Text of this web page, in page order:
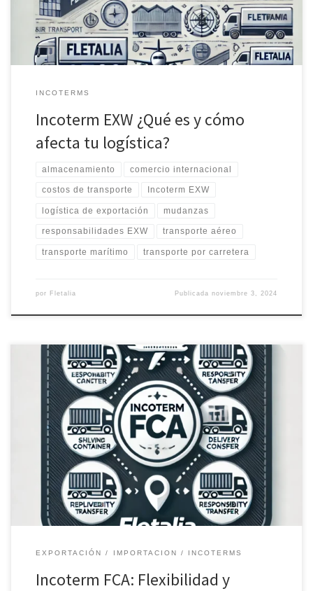
INCOTERMS
Incoterm EXW ¿Qué es y cómo
afecta tu logística?
almacenamiento comercio internacional
costos de transporte Incoterm EXW
logística de exportación mudanzas
responsabilidades EXW transporte aéreo
transporte marítimo transporte por carretera
por Fletalia Publicadanoviembre 3, 2024
Incoterm FCA (Free Carrier), clave en el comercio internacional al
permitir la entrega de mercancía en un punto intermedio, donde
el vendedor asume los costos y riesgos hasta la entrega al
transportista. Fletalia facilita la logística bajo FCA para asegurar un
proceso de envío eficiente y flexible.
EXPORTACIÓN IMPORTACION INCOTERMS
Incoterm FCA: Flexibilidad y